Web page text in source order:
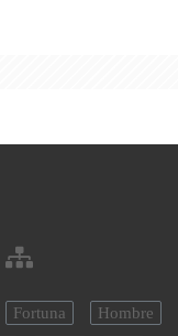
Fortuna
Hombre